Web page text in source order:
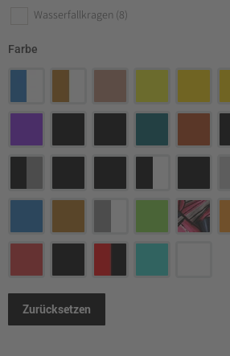
Wasserfallkragen (8)
Farbe
Zurücksetzen